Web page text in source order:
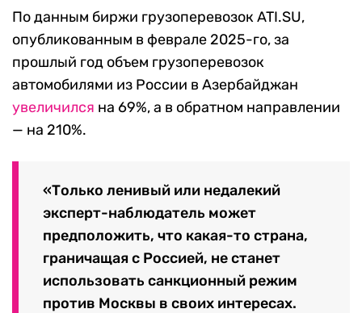
По данным биржи грузоперевозок ATI.SU,
опубликованным в феврале 2025-го, за
прошлый год объем грузоперевозок
автомобилями из России в Азербайджан
увеличился на 69%, а в обратном направлении
— на 210%.
«Только ленивый или недалекий
эксперт-наблюдатель может
предположить, что какая-то страна,
граничащая с Россией, не станет
использовать санкционный режим
против Москвы в своих интересах.